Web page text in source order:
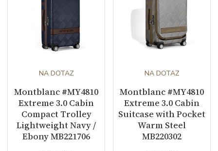
NA DOTAZ
Montblanc #MY4810
Extreme 3.0 Cabin
Compact Trolley
Lightweight Navy /
Ebony MB221706
NA DOTAZ
Montblanc #MY4810
Extreme 3.0 Cabin
Suitcase with Pocket
Warm Steel
MB220302